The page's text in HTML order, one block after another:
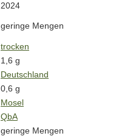
2024
geringe Mengen
trocken
1,6 g
Deutschland
0,6 g
Mosel
QbA
geringe Mengen